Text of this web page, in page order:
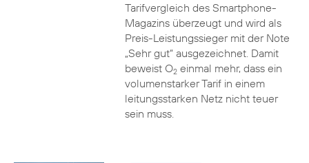
Tarifvergleich des Smartphone-
Magazins überzeugt und wird als
Preis-Leistungssieger mit der Note
„Sehr gut“ ausgezeichnet. Damit
beweist O2einmal mehr, dass ein
volumenstarker Tarif in einem
leitungsstarken Netz nicht teuer
sein muss.